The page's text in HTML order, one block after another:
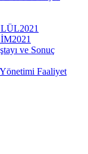
ve Sonuç
Faaliyet